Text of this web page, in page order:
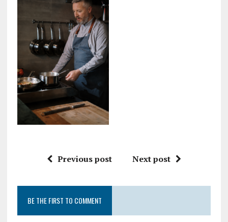
Previous post Next post
BE THE FIRST TO COMMENT